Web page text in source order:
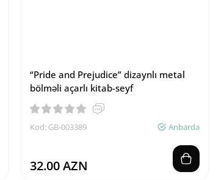
“Pride and Prejudice” dizaynlı metal
bölməli açarlı kitab-seyf
Kod: GB-003389 Anbarda
32.00 AZN